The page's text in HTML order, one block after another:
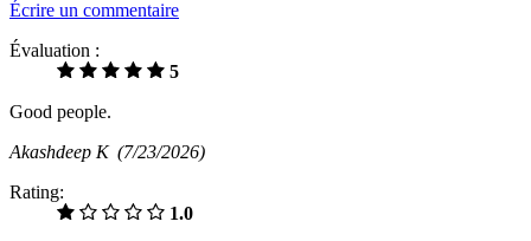
Écrire un commentaire
Évaluation :
5
Good people.
Akashdeep K (7/23/2026)
Rating:
1.0